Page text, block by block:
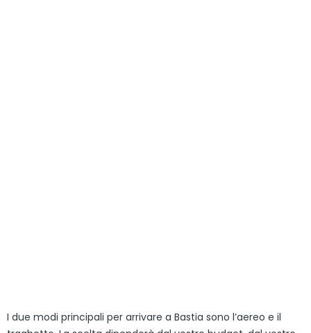
I due modi principali per arrivare a Bastia sono l’aereo e il